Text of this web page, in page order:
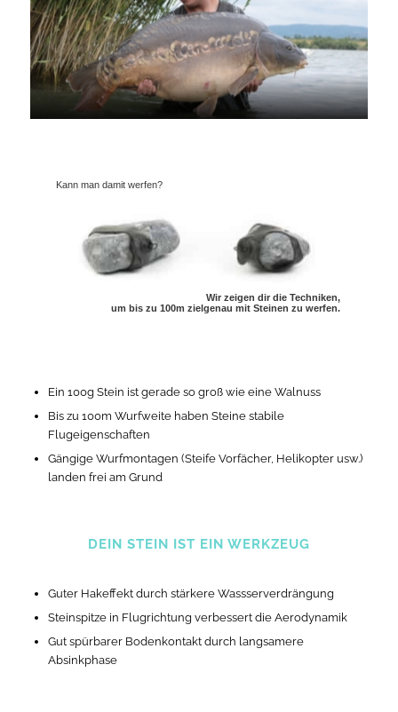
Kann man damit werfen?
Wir zeigen dir die Techniken,
um bis zu 100m zielgenau mit Steinen zu werfen.
Ein 100g Stein ist gerade so groß wie eine Walnuss
Bis zu 100m Wurfweite haben Steine stabile
Flugeigenschaften
Gängige Wurfmontagen (Steife Vorfächer, Helikopter usw.)
landen frei am Grund
DEIN STEIN IST EIN WERKZEUG
Guter Hakeffekt durch stärkere Wassserverdrängung
Steinspitze in Flugrichtung verbessert die Aerodynamik
Gut spürbarer Bodenkontakt durch langsamere
Absinkphase